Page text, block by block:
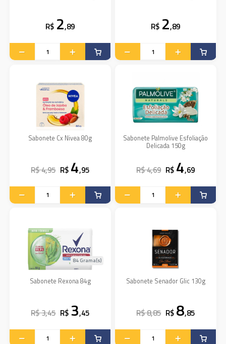
R$ 2,89 R$ 2,89
Sabonete Cx Nivea 80g
R$ 4,95 R$ 4,95
Sabonete Palmolive Esfoliação
Delicada 150g
R$ 4,69 R$ 4,69
Sabonete Rexona 84g
84 Grama(s)
R$ 3,45 R$ 3,45
Sabonete Senador Glic 130g
R$ 8,85 R$ 8,85